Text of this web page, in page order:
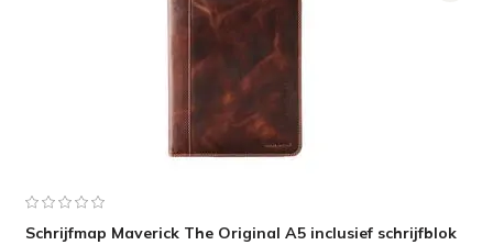
Schrijfmap Maverick The Original A5 inclusief schrijfblok